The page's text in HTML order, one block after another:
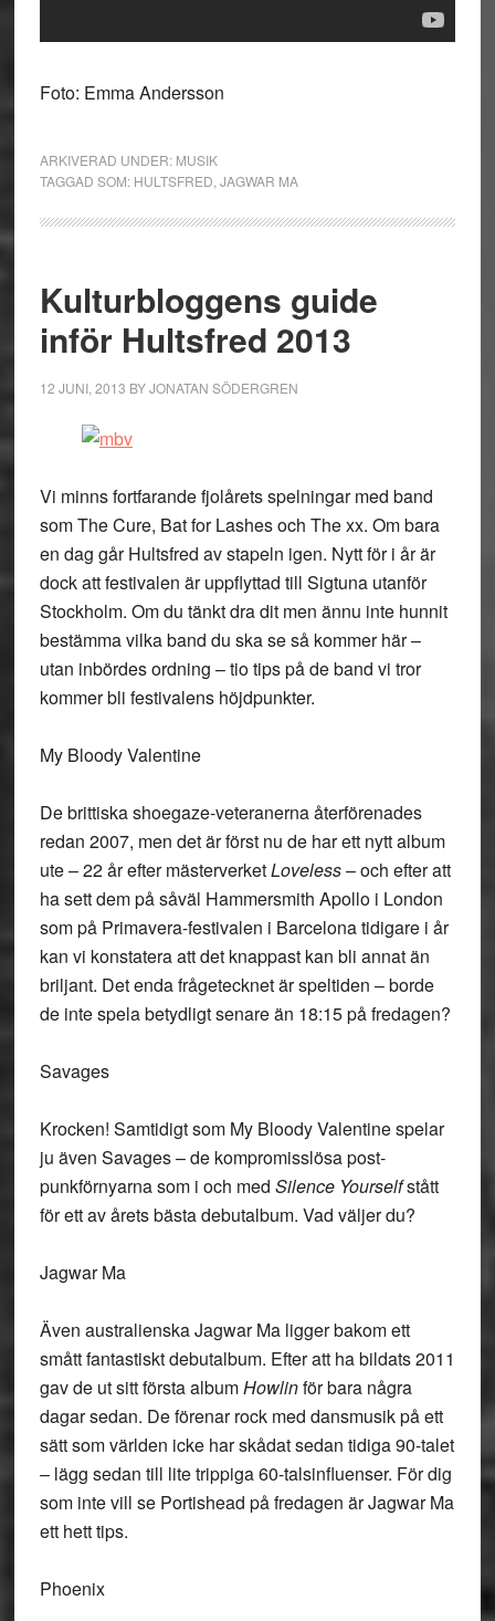
Foto: Emma Andersson
ARKIVERAD UNDER: MUSIK
TAGGAD SOM: HULTSFRED JAGWAR MA
Kulturbloggens guide
inför Hultsfred 2013
12 JUNI, 2013 BYJONATAN SÖDERGREN
Vi minns fortfarande fjolårets spelningar med band
som The Cure, Bat for Lashes och The xx. Om bara
en dag går Hultsfred av stapeln igen. Nytt för i år är
dock att festivalen är uppflyttad till Sigtuna utanför
Stockholm. Om du tänkt dra dit men ännu inte hunnit
bestämma vilka band du ska se så kommer här –
utan inbördes ordning – tio tips på de band vi tror
kommer bli festivalens höjdpunkter.
My Bloody Valentine
De brittiska shoegaze-veteranerna återförenades
redan 2007, men det är först nu de har ett nytt album
ute – 22 år efter mästerverketLoveless– och efter att
ha sett dem på såväl Hammersmith Apollo i London
som på Primavera-festivalen i Barcelona tidigare i år
kan vi konstatera att det knappast kan bli annat än
briljant. Det enda frågetecknet är speltiden – borde
de inte spela betydligt senare än 18:15 på fredagen?
Savages
Krocken! Samtidigt som My Bloody Valentine spelar
ju även Savages – de kompromisslösa post-
punkförnyarna som i och med Silence Yourselfstått
för ett av årets bästa debutalbum. Vad väljer du?
Jagwar Ma
Även australienska Jagwar Ma ligger bakom ett
smått fantastiskt debutalbum. Efter att ha bildats 2011
gav de ut sitt första albumHowlinför bara några
dagar sedan. De förenar rock med dansmusik på ett
sätt som världen icke har skådat sedan tidiga 90-talet
– lägg sedan till lite trippiga 60-talsinfluenser. För dig
som inte vill se Portishead på fredagen är Jagwar Ma
ett hett tips.
Phoenix